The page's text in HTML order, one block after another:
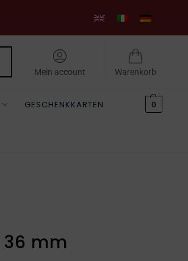
Mein account Warenkorb
GESCHENKKARTEN 0
mm